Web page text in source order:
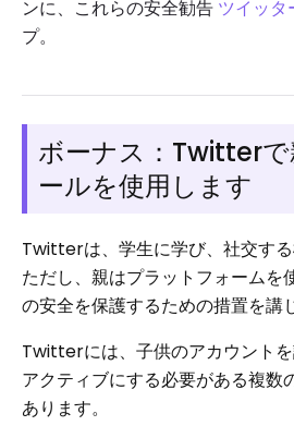
ンに、これらの安全勧告 ツイッタ
プ。
ボーナス：Twitterで
ールを使用します
Twitterは、学生に学び、社交する
ただし、親はプラットフォームを
の安全を保護するための措置を講
Twitterには、子供のアカウント
アクティブにする必要がある複数
あります。